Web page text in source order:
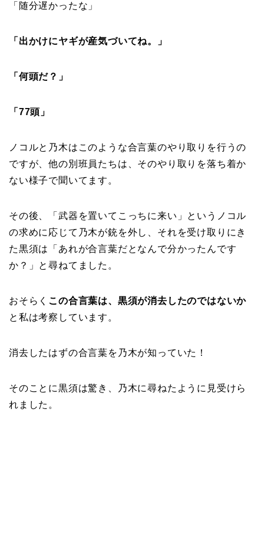
「随分遅かったな」
「出かけにヤギが産気づいてね。」
「何頭だ？」
「77頭」
ノコルと乃木はこのような合言葉のやり取りを行うの
ですが、他の別班員たちは、そのやり取りを落ち着か
ない様子で聞いてます。
その後、「武器を置いてこっちに来い」というノコル
の求めに応じて乃木が銃を外し、それを受け取りにき
た黒須は「あれが合言葉だとなんで分かったんです
か？」と尋ねてました。
おそらく この合言葉は、黒須が消去したのではないか
と私は考察しています。
消去したはずの合言葉を乃木が知っていた！
そのことに黒須は驚き、乃木に尋ねたように見受けら
れました。